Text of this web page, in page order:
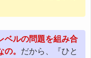
ベルの問題を組み合
。 だから、『ひと